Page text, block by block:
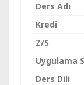
Ders Adı
Kredi
Z/S
Uygulama
Ders Dili